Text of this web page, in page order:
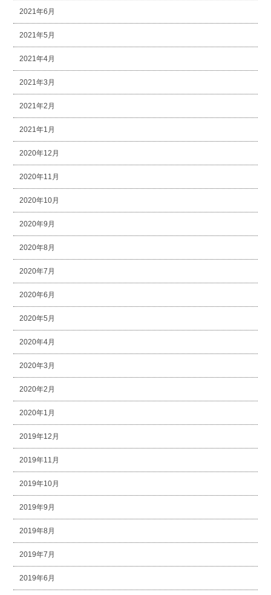
2021年6月
2021年5月
2021年4月
2021年3月
2021年2月
2021年1月
2020年12月
2020年11月
2020年10月
2020年9月
2020年8月
2020年7月
2020年6月
2020年5月
2020年4月
2020年3月
2020年2月
2020年1月
2019年12月
2019年11月
2019年10月
2019年9月
2019年8月
2019年7月
2019年6月